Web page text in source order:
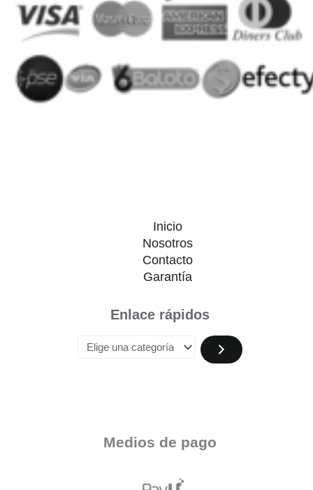
Inicio
Nosotros
Contacto
Garantía
Enlace rápidos
Medios de pago